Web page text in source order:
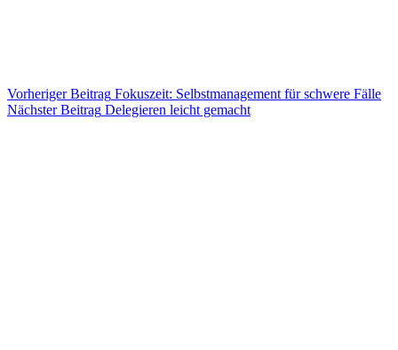
VorherigerBeitrag Fokuszeit: Selbstmanagement für schwere Fälle
NächsterBeitrag Delegieren leicht gemacht